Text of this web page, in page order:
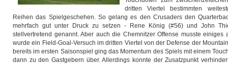
dritten Viertel bestimmten
Reihen das Spielgeschehen. So gelang es den Crusaders den
mehrfach gut unter Druck zu setzen - Rene König (#56) und John
stellvertretend genannt. Aber auch die Chemnitzer Offense musste einiges
wurde ein Field-Goal-Versuch im dritten Viertel von der Defense der
bereits im ersten Saisonspiel ging das Momentum des Spiels mit einem
dann zu den Gastgebern über. Allerdings konnte der Zusatzpunkt